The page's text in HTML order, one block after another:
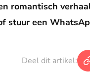
romantisch
stuur een
Deel dit artikel: